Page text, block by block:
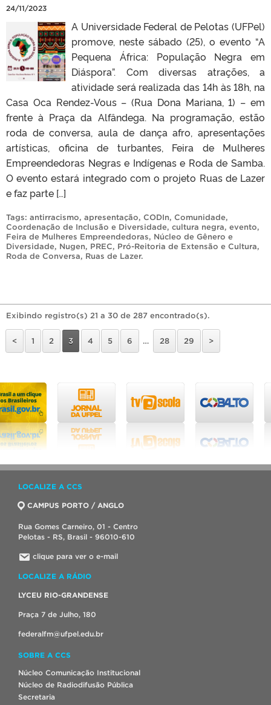
24/11/2023
A Universidade Federal de Pelotas (UFPel)
promove, neste sábado (25), o evento “A
Pequena África: População Negra em
Diáspora”. Com diversas atrações, a
atividade será realizada das 14h às 18h, na
Casa Oca Rendez-Vous – (Rua Dona Mariana, 1) – em
frente à Praça da Alfândega. Na programação, estão
roda de conversa, aula de dança afro, apresentações
artísticas, oficina de turbantes, Feira de Mulheres
Empreendedoras Negras e Indígenas e Roda de Samba.
O evento estará integrado com o projeto Ruas de Lazer
e faz parte […]
Tags: antirracismo, apresentação, CODIn, Comunidade,
Coordenação de Inclusão e Diversidade, cultura negra, evento,
Feira de Mulheres Empreendedoras, Núcleo de Gênero e
Diversidade, Nugen, PREC, Pró-Reitoria de Extensão e Cultura,
Roda de Conversa, Ruas de Lazer.
Exibindo registro(s) 21 a 30 de 287 encontrado(s).
< 1 2 3 4 5 6 … 28 29 >
LOCALIZE A CCS
CAMPUS PORTO / ANGLO
Rua Gomes Carneiro, 01 - Centro
Pelotas - RS, Brasil - 96010-610
clique para ver o e-mail
LOCALIZE A RÁDIO
LYCEU RIO-GRANDENSE
Praça 7 de Julho, 180
federalfm@ufpel.edu.br
SOBRE A CCS
Núcleo Comunicação Institucional
Núcleo de Radiodifusão Pública
Secretaria